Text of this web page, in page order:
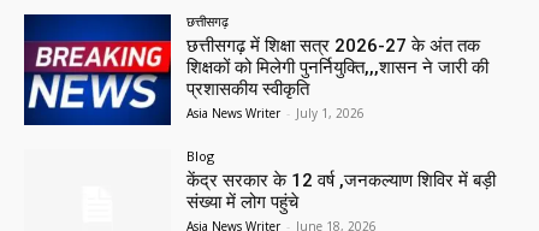
छत्तीसगढ़
छत्तीसगढ़ में शिक्षा सत्र 2026-27 के अंत तक
शिक्षकों को मिलेगी पुनर्नियुक्ति,,,शासन ने जारी की
प्रशासकीय स्वीकृति
Asia News Writer - July 1, 2026
Blog
केंद्र सरकार के 12 वर्ष ,जनकल्याण शिविर में बड़ी
संख्या में लोग पहुंचे
Asia News Writer - June 18, 2026